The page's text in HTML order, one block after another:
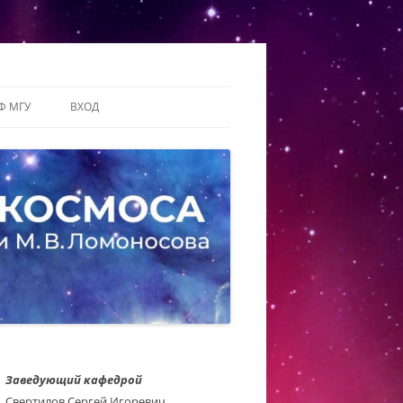
МГУ ВХОД
Заведующий кафедрой